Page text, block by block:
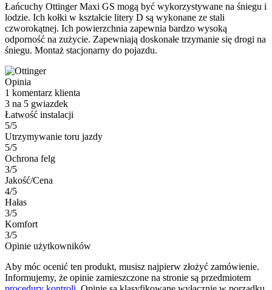
Łańcuchy Ottinger Maxi GS mogą być wykorzystywane na śniegu i
lodzie. Ich kołki w kształcie litery D są wykonane ze stali
czworokątnej. Ich powierzchnia zapewnia bardzo wysoką
odporność na zużycie. Zapewniają doskonałe trzymanie się drogi na
śniegu. Montaż stacjonarny do pojazdu.
Opinia
1 komentarz klienta
3 na 5 gwiazdek
Łatwość instalacji
5/5
Utrzymywanie toru jazdy
5/5
Ochrona felg
3/5
Jakość/Cena
4/5
Hałas
3/5
Komfort
3/5
Opinie użytkowników
Aby móc ocenić ten produkt, musisz najpierw złożyć zamówienie.
Informujemy, że opinie zamieszczone na stronie są przedmiotem